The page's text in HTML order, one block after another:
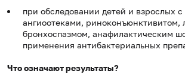
при обследовании детей и взрослых
ангиоотеками, риноконъюнктивитом,
бронхоспазмом, анафилактическим
применения антибактериальных
Что означают результаты?